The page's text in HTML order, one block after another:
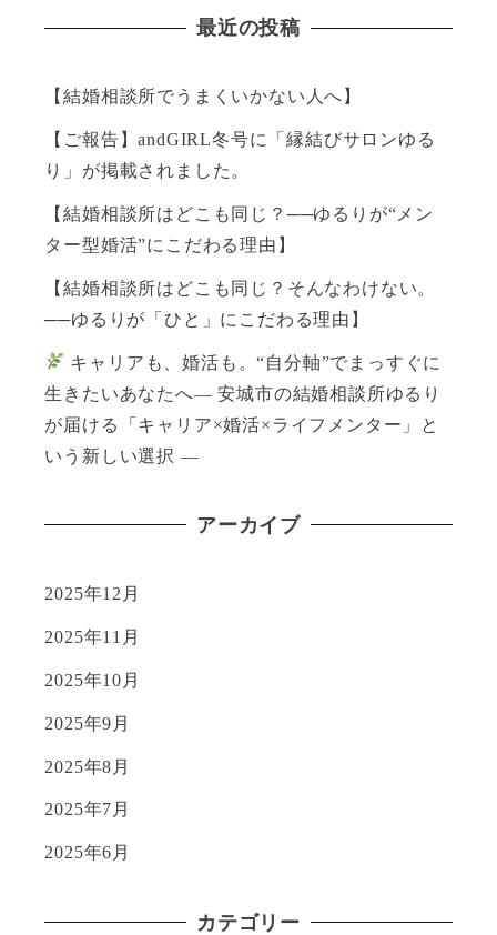
最近の投稿
【結婚相談所でうまくいかない人へ】
【ご報告】andGIRL冬号に「縁結びサロンゆる
り」が掲載されました。
【結婚相談所はどこも同じ？──ゆるりが“メン
ター型婚活”にこだわる理由】
【結婚相談所はどこも同じ？そんなわけない。
──ゆるりが「ひと」にこだわる理由】
キャリアも、婚活も。“自分軸”でまっすぐに
生きたいあなたへ― 安城市の結婚相談所ゆるり
が届ける「キャリア×婚活×ライフメンター」と
いう新しい選択 ―
アーカイブ
2025年12月
2025年11月
2025年10月
2025年9月
2025年8月
2025年7月
2025年6月
カテゴリー